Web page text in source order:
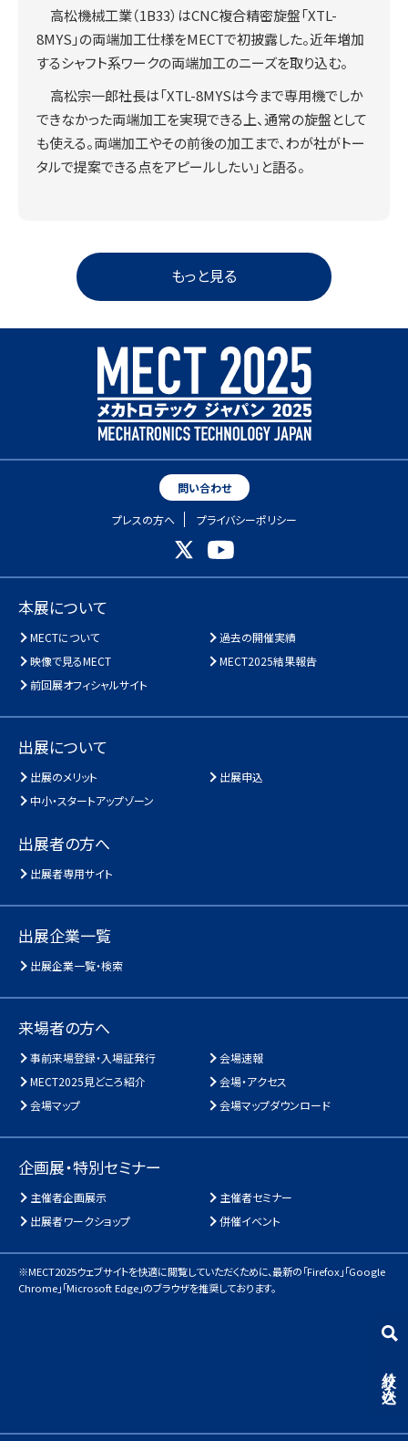
高松機械工業（1B33）はCNC複合精密旋盤「XTL-
8MYS」の両端加工仕様をMECTで初披露した。近年増加
するシャフト系ワークの両端加工のニーズを取り込む。
高松宗一郎社長は「XTL-8MYSは今まで専用機でしか
できなかった両端加工を実現できる上、通常の旋盤として
も使える。両端加工やその前後の加工まで、わが社がトー
タルで提案できる点をアピールしたい」と語る。
もっと見る
絞り込み
問い合わせ
プレスの方へ プライバシーポリシー
本展について
MECTについて
過去の開催実績
映像で見るMECT
MECT2025結果報告
前回展オフィシャルサイト
出展について
出展のメリット
出展申込
中小・スタートアップゾーン
出展者の方へ
出展者専用サイト
出展企業一覧
出展企業一覧・検索
来場者の方へ
事前来場登録・入場証発行
会場速報
MECT2025見どころ紹介
会場・アクセス
会場マップ
会場マップダウンロード
企画展・特別セミナー
主催者企画展示
主催者セミナー
出展者ワークショップ
併催イベント
※MECT2025ウェブサイトを快適に閲覧していただくために、最新の「Firefox」「Google
Chrome」「Microsoft Edge」のブラウザを推奨しております。